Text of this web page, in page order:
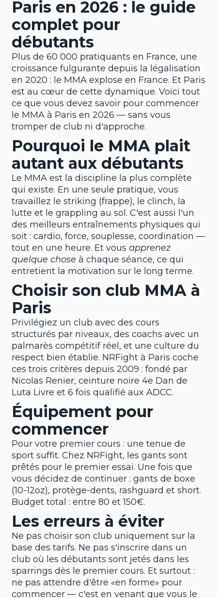
Paris en 2026 : le guide
complet pour
débutants
Plus de 60 000 pratiquants en France, une
croissance fulgurante depuis la légalisation
en 2020 : le MMA explose en France. Et Paris
est au cœur de cette dynamique. Voici tout
ce que vous devez savoir pour commencer
le MMA à Paris en 2026 — sans vous
tromper de club ni d'approche.
Pourquoi le MMA plait
autant aux débutants
Le MMA est la discipline la plus complète
qui existe. En une seule pratique, vous
travaillez le striking (frappe), le clinch, la
lutte et le grappling au sol. C'est aussi l'un
des meilleurs entraînements physiques qui
soit : cardio, force, souplesse, coordination —
tout en une heure. Et vous apprenez
quelque chose à chaque séance, ce qui
entretient la motivation sur le long terme.
Choisir son club MMA à
Paris
Privilégiez un club avec des cours
structurés par niveaux, des coachs avec un
palmarès compétitif réel, et une culture du
respect bien établie. NRFight à Paris coche
ces trois critères depuis 2009 : fondé par
Nicolas Renier, ceinture noire 4e Dan de
Luta Livre et 6 fois qualifié aux ADCC.
Équipement pour
commencer
Pour votre premier cours : une tenue de
sport suffit. Chez NRFight, les gants sont
prêtés pour le premier essai. Une fois que
vous décidez de continuer : gants de boxe
(10-12oz), protège-dents, rashguard et short.
Budget total : entre 80 et 150€.
Les erreurs à éviter
Ne pas choisir son club uniquement sur la
base des tarifs. Ne pas s'inscrire dans un
club où les débutants sont jetés dans les
sparrings dès le premier cours. Et surtout :
ne pas attendre d'être «en forme» pour
commencer — c'est en venant que vous le